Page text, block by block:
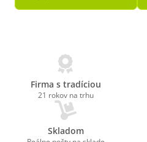
Firma s tradíciou
21 rokov na trhu
Skladom